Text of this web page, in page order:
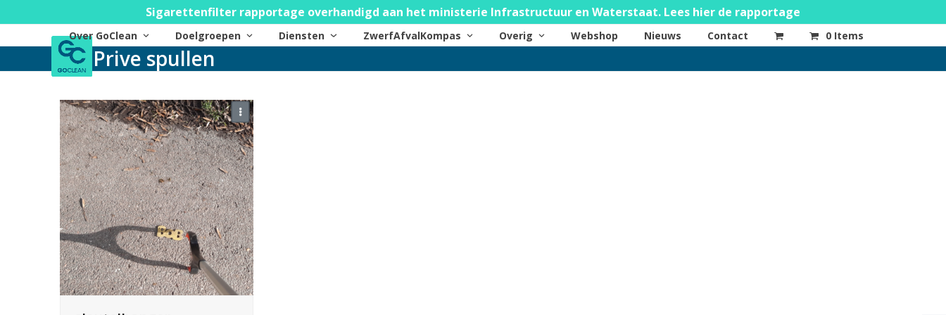
to
Sigarettenfilter rapportage overhandigd aan het ministerie Infrastructuur en Waterstaat. Lees hier de rapportage
Over GoClean Doelgroepen Diensten ZwerfAfvalKompas Overig Webshop Nieuws Contact 0 Items
Prive spullen